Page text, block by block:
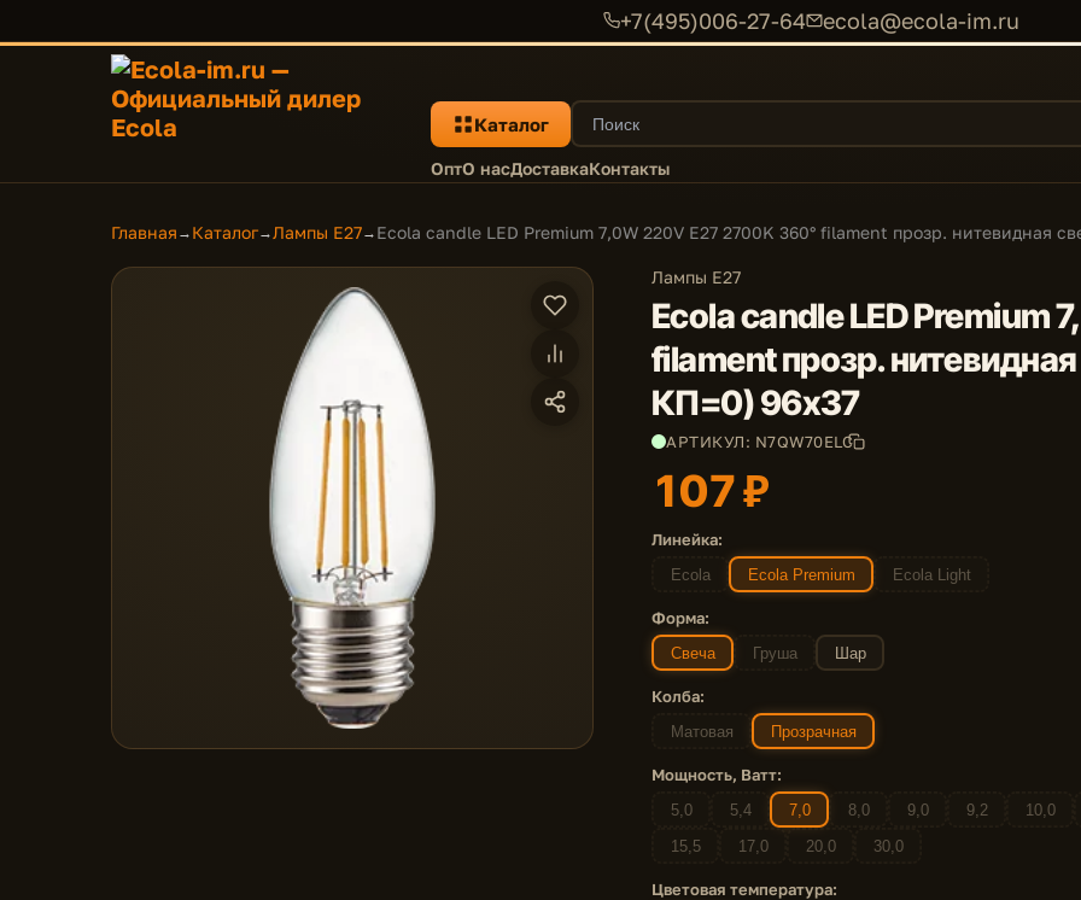
+7(495)006-27-64 ecola@ecola-im.ru
Каталог
ОптО насДоставкаКонтакты
Главная → Каталог→Лампы E27→ Ecola candle LED Premium 7,0W 220V E27 2700K 360° filament прозр. нитевидная
Лампы E27
Ecola candle LED Premium
filament прозр.
КП=0) 96х37
АРТИКУЛ: N7QW70ELC
107 ₽
Линейка:
Ecola Ecola Premium Ecola Light
Форма:
Свеча Груша Шар
Колба:
Матовая Прозрачная
Мощность, Ватт:
5,0 5,4 7,0 8,0 9,0 9,2
10,0
15,5
17,0 20,0 30,0
Цветовая температура: